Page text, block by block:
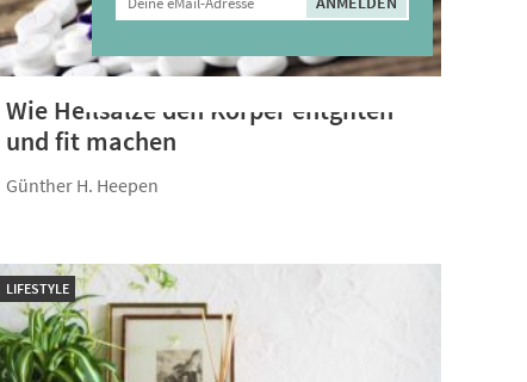
Wie Heilsalze den Körper entgiften
und fit machen
Günther H. Heepen
LIFESTYLE